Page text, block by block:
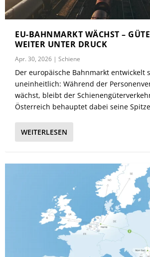
EU-BAHNMARKT WÄCHST –
WEITER UNTER DRUCK
Apr. 30, 2026 |Schiene
Der europäische Bahnmarkt entwickelt
uneinheitlich: Während der
wächst, bleibt der
Österreich behauptet dabei seine
WEITERLESEN